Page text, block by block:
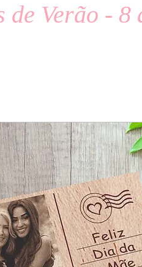
Verão - 8